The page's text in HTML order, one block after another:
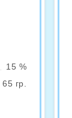
15 %
65 гр.